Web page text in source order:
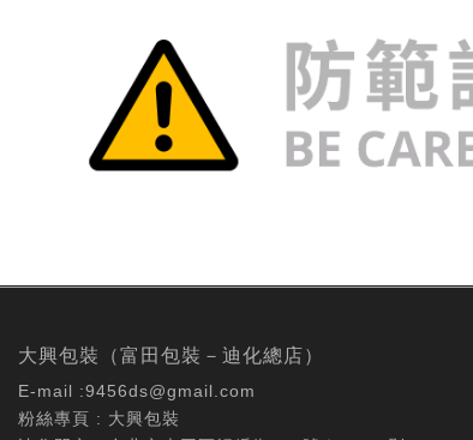
大興包裝（富田包裝－迪化總店）
E-mail :9456ds@gmail.com
粉絲專頁 : 大興包裝